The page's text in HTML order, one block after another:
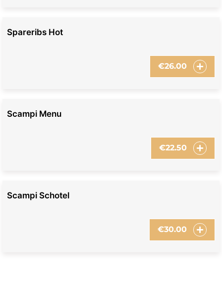
Spareribs Hot
€26.00
Scampi Menu
€22.50
Scampi Schotel
€30.00